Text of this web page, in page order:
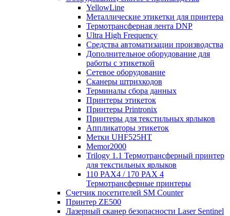
YellowLine
Металлические этикетки для принтера
Термотрансферная лента DNP
Ultra High Frequency
Средства автоматизации производства
Дополнительное оборудование для
работы с этикеткой
Сетевое оборудование
Сканеры штрихкодов
Терминалы сбора данных
Принтеры этикеток
Принтеры Printronix
Принтеры для текстильных ярлыков
Аппликаторы этикеток
Метки UHF525HT
Memor2000
Trilogy 1.1 Термотрансферный принтер
для текстильных ярлыков
110 PAX4 / 170 PAX 4
Термотрансферные принтеры
Счетчик посетителей SM Counter
Принтер ZE500
Лазерный сканер безопасности Laser Sentinel